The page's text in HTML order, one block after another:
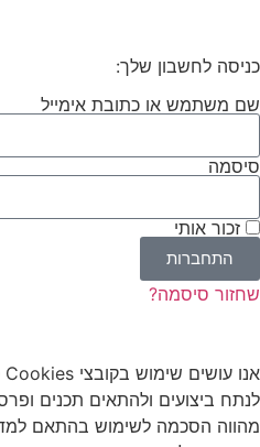
כניסה לחשבון שלך:
שם משתמש או כתובת אימייל
סיסמה
זכור אותי
התחברות
שחזור סיסמה?
אנו עושים שימוש בקובצי Cookies
לנתח ביצועים ולהתאים תכנים
מהווה הסכמה לשימוש בהתאם